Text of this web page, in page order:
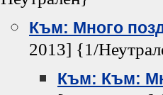
Към: Много
2013] {1/
Към: Към: